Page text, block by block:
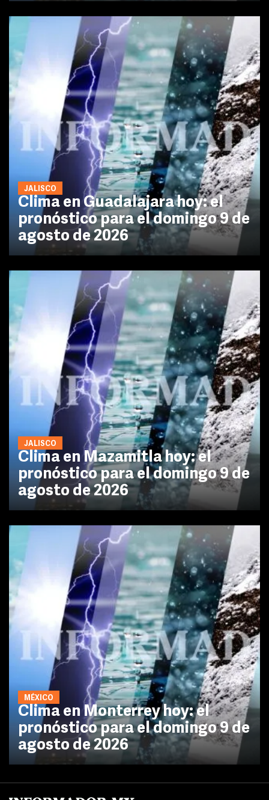
JALISCO
Clima en Guadalajara hoy: el
pronóstico para el domingo 9 de
agosto de 2026
JALISCO
Clima en Mazamitla hoy: el
pronóstico para el domingo 9 de
agosto de 2026
MÉXICO
Clima en Monterrey hoy: el
pronóstico para el domingo 9 de
agosto de 2026